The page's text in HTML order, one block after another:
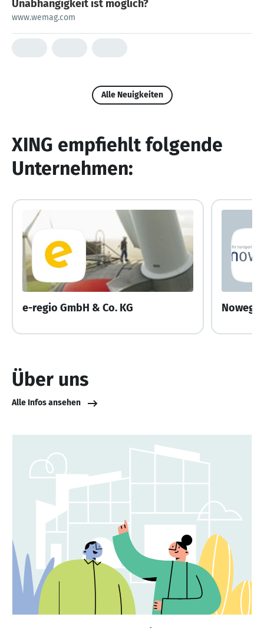
Unabhängigkeit ist möglich?
www.wemag.com
Alle Neuigkeiten
XING empfiehlt folgende
Unternehmen:
e-regio GmbH & Co. KG Nowega
Über uns
Alle Infos ansehen